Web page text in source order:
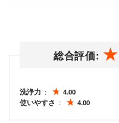
総合評価:
洗浄力
4.00
使いやすさ
4.00